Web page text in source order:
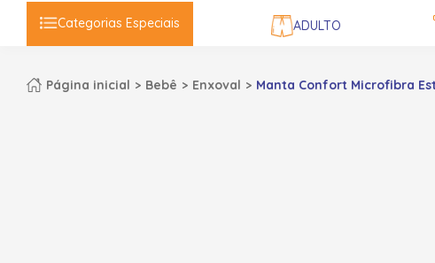
Categorias Especiais ADULTO
Página inicial Bebê Enxoval Manta Confort Microfibra